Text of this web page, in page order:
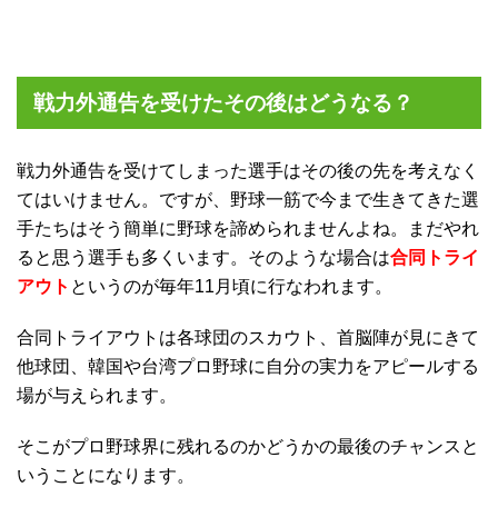
戦力外通告を受けたその後はどうなる？
戦力外通告を受けてしまった選手はその後の先を考えなく
てはいけません。ですが、野球一筋で今まで生きてきた選
手たちはそう簡単に野球を諦められませんよね。まだやれ
ると思う選手も多くいます。そのような場合は合同トライ
アウト というのが毎年11月頃に行なわれます。
合同トライアウトは各球団のスカウト、首脳陣が見にきて
他球団、韓国や台湾プロ野球に自分の実力をアピールする
場が与えられます。
そこがプロ野球界に残れるのかどうかの最後のチャンスと
いうことになります。